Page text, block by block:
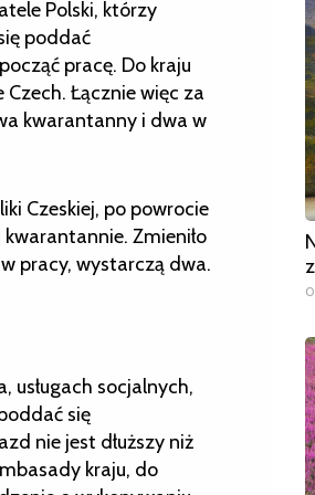
Polski, którzy
poddać
pracę. Do kraju
Łącznie więc za
kwarantanny i dwa w
Czeskiej, po powrocie
Zmieniło
pracy, wystarczą dwa.
usługach socjalnych,
się
nie jest dłuższy niż
kraju, do